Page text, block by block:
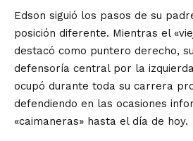
Edson siguió los pasos de su
posición diferente. Mientras el
destacó como puntero derecho,
defensoría central por la
ocupó durante toda su carrera
defendiendo en las ocasiones
«caimaneras» hasta el día de hoy.